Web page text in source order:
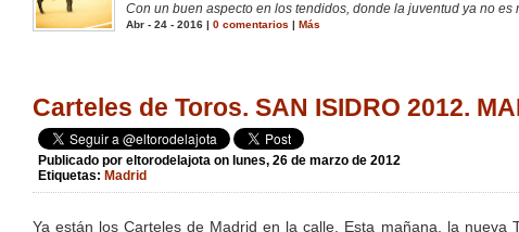
Con un buen aspecto en los tendidos, donde la juventud ya no es
Abr - 24 - 2016 | 0 comentarios Más
Carteles de Toros. SAN ISIDRO 2012.
Publicado por eltorodelajota on lunes, 26 de marzo de 2012
Etiquetas: Madrid
Ya están los Carteles de Madrid en la calle. Esta mañana, la nueva